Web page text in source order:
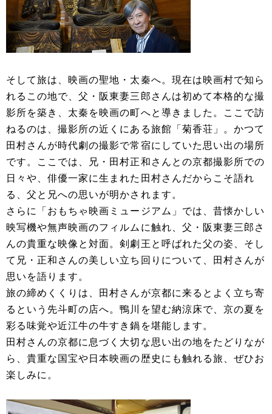
そして旅は、映画の聖地・太秦へ。現在は映画村で知ら
れるこの地で、父・阪東妻三郎さんは初めて本格的な撮
影所を築き、太秦を映画の町へと導きました。ここで訪
ねるのは、撮影所の近くにある旅館「菊香荘」。かつて
田村さんが時代劇の撮影で常宿にしていた思い出の場所
です。ここでは、兄・田村正和さんとの京都撮影所での
日々や、俳優一家に生まれた田村さんだからこそ語れ
る、父と兄への思いが明かされます。
さらに「おもちゃ映画ミュージアム」では、昔懐かしい
映写機や無声映画のフィルムに触れ、父・阪東妻三郎さ
んの貴重な映像と対面。剣劇王と呼ばれた父の姿、そし
て兄・正和さんの美しい立ち回りについて、田村さんが
思いを語ります。
旅の締めくくりは、田村さんが京都に来るとよく立ち寄
るという先斗町の店へ。鴨川を望む納涼床で、京の夏を
彩る味覚や近江牛の牛すき鍋を堪能します。
田村さんの京都に息づく大切な思い出の地をたどりなが
ら、貴重な国宝や日本映画の歴史にも触れる旅、ぜひお
楽しみに。